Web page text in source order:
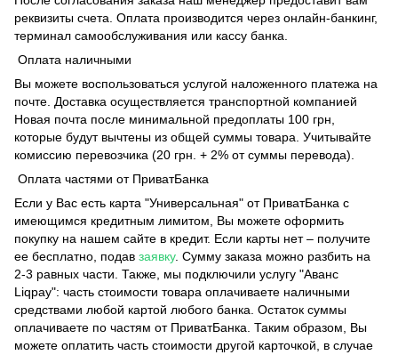
реквизиты счета. Оплата производится через онлайн-банкинг,
терминал самообслуживания или кассу банка.
Оплата наличными
Вы можете воспользоваться услугой наложенного платежа на
почте. Доставка осуществляется транспортной компанией
Новая почта после минимальной предоплаты 100 грн,
которые будут вычтены из общей суммы товара. Учитывайте
комиссию перевозчика (20 грн. + 2% от суммы перевода).
Оплата частями от ПриватБанка
Если у Вас есть карта "Универсальная" от ПриватБанка с
имеющимся кредитным лимитом, Вы можете оформить
покупку на нашем сайте в кредит. Если карты нет – получите
ее бесплатно, подав заявку. Сумму заказа можно разбить на
2-3 равных части. Также, мы подключили услугу "Аванс
Liqpay": часть стоимости товара оплачиваете наличными
средствами любой картой любого банка. Остаток суммы
оплачиваете по частям от ПриватБанка. Таким образом, Вы
можете оплатить часть стоимости другой карточкой, в случае